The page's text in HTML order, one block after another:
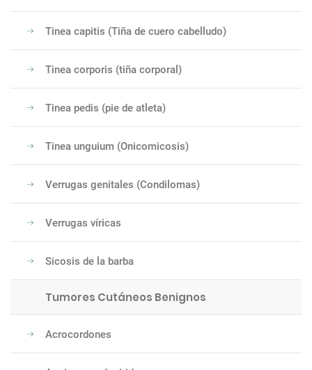
Tinea capitis (Tiña de cuero cabelludo)
Tinea corporis (tiña corporal)
Tinea pedis (pie de atleta)
Tinea unguium (Onicomicosis)
Verrugas genitales (Condilomas)
Verrugas víricas
Sicosis de la barba
Tumores Cutáneos Benignos
Acrocordones